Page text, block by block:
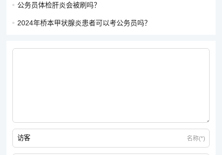
公务员体检肝炎会被刷吗？
2024年桥本甲状腺炎患者可以考公务员吗？
名称(*)